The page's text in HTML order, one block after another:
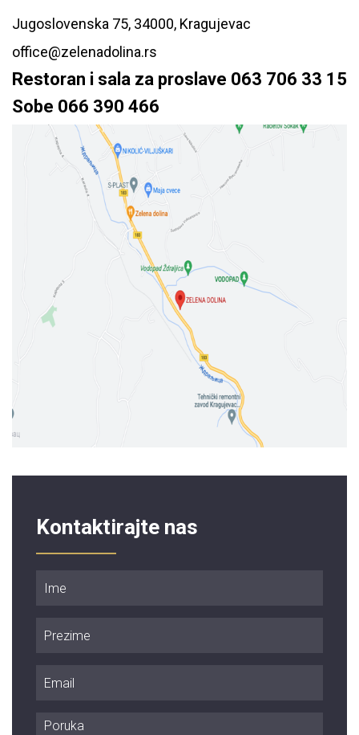
Jugoslovenska 75, 34000, Kragujevac
office@zelenadolina.rs
Restoran i sala za proslave 063 706 33 15
Sobe 066 390 466
Kontaktirajte nas